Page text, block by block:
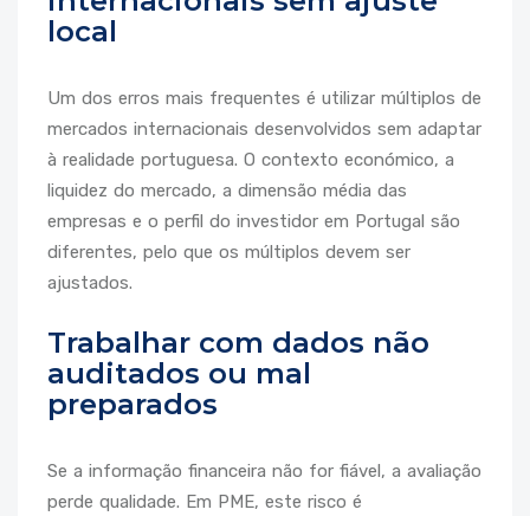
local
Um dos erros mais frequentes é utilizar múltiplos de
mercados internacionais desenvolvidos sem adaptar
à realidade portuguesa. O contexto económico, a
liquidez do mercado, a dimensão média das
empresas e o perfil do investidor em Portugal são
diferentes, pelo que os múltiplos devem ser
ajustados.
Trabalhar com dados não
auditados ou mal
preparados
Se a informação financeira não for fiável, a avaliação
perde qualidade. Em PME, este risco é